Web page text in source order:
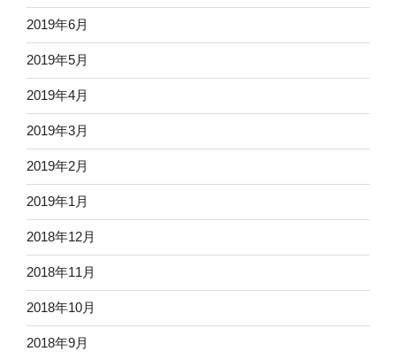
2019年6月
2019年5月
2019年4月
2019年3月
2019年2月
2019年1月
2018年12月
2018年11月
2018年10月
2018年9月